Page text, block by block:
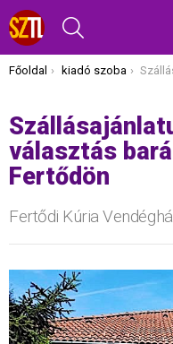
Itt vagy most:
Főoldal kiadó szoba Szállásajánlatunk
választás
Fertődön
Fertődi Kúria